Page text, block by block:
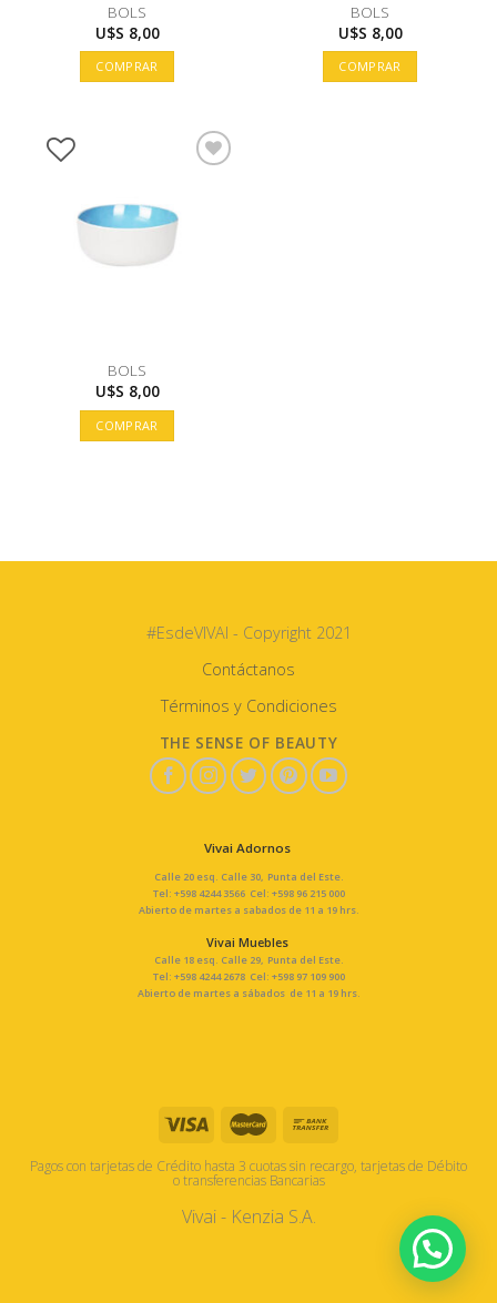
BOLS
U$S 8,00
COMPRAR
BOLS
U$S 8,00
COMPRAR
BOLS
U$S 8,00
COMPRAR
#EsdeVIVAI - Copyright 2021
Contáctanos
Términos y Condiciones
THE SENSE OF BEAUTY
Vivai Adornos
Calle 20 esq. Calle 30, Punta del Este.
Tel: +598 4244 3566 Cel: +598 96 215 000
Abierto de martes a sabados de 11 a 19 hrs.
Vivai Muebles
Calle 18 esq. Calle 29, Punta del Este.
Tel: +598 4244 2678 Cel: +598 97 109 900
Abierto de martes a sábados de 11 a 19 hrs.
Pagos con tarjetas de Crédito hasta 3 cuotas sin recargo, tarjetas de Débito
o transferencias Bancarias
Vivai - Kenzia S.A.